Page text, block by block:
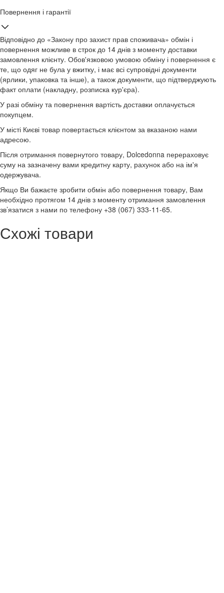
Повернення і гарантії
Відповідно до «Закону про захист прав споживача» обмін і
повернення можливе в строк до 14 днів з моменту доставки
замовлення клієнту. Обов'язковою умовою обміну і повернення є
те, що одяг не була у вжитку, і має всі супровідні документи
(ярлики, упаковка та інше), а також документи, що підтверджують
факт оплати (накладну, розписка кур'єра).
У разі обміну та повернення вартість доставки оплачується
покупцем.
У місті Києві товар повертається клієнтом за вказаною нами
адресою.
Після отримання повернутого товару, Dolcedonna перераховує
суму на зазначену вами кредитну карту, рахунок або на ім'я
одержувача.
Якщо Ви бажаєте зробити обмін або повернення товару, Вам
необхідно протягом 14 днів з моменту отримання замовлення
зв’язатися з нами по телефону +38 (067) 333-11-65.
Схожі товари